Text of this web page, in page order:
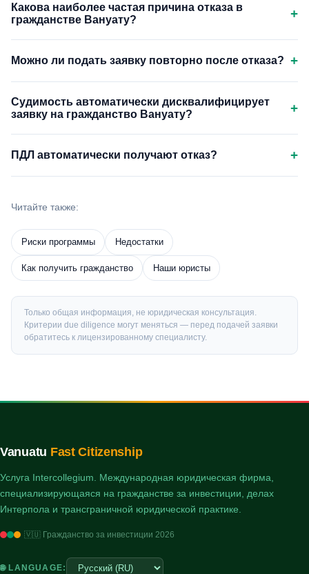
Какова наиболее частая причина отказа в
гражданстве Вануату?
+
Можно ли подать заявку повторно после отказа? +
Судимость автоматически дисквалифицирует
заявку на гражданство Вануату?
+
ПДЛ автоматически получают отказ? +
Читайте также:
Риски программы Недостатки
Как получить гражданство Наши юристы
Только общая информация, не юридическая консультация.
Критерии due diligence могут меняться — перед подачей заявки
обратитесь к лицензированному специалисту.
Vanuatu Fast Citizenship
Услуга Intercollegium. Международная юридическая фирма,
специализирующаяся на гражданстве за инвестиции, делах
Интерпола и трансграничной юридической практике.
🇻🇺 Гражданство за инвестиции 2026
🌐 LANGUAGE: